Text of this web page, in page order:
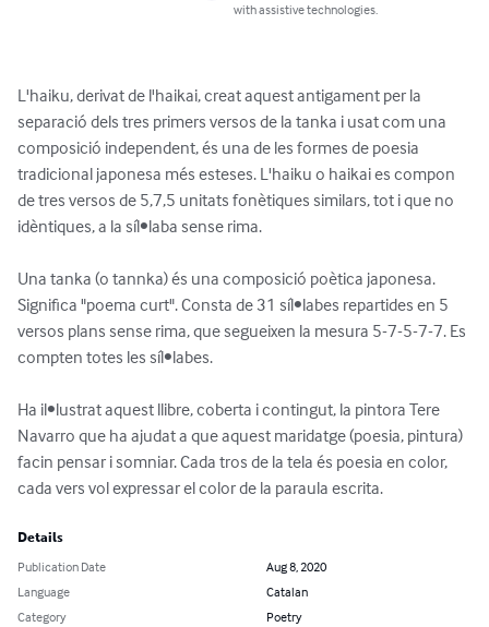
with assistive technologies.
L'haiku, derivat de l'haikai, creat aquest antigament per la
separació dels tres primers versos de la tanka i usat com una
composició independent, és una de les formes de poesia
tradicional japonesa més esteses. L'haiku o haikai es compon
de tres versos de 5,7,5 unitats fonètiques similars, tot i que no
idèntiques, a la síl•laba sense rima.
Una tanka (o tannka) és una composició poètica japonesa.
Significa "poema curt". Consta de 31 síl•labes repartides en 5
versos plans sense rima, que segueixen la mesura 5-7-5-7-7. Es
compten totes les síl•labes.
Ha il•lustrat aquest llibre, coberta i contingut, la pintora Tere
Navarro que ha ajudat a que aquest maridatge (poesia, pintura)
facin pensar i somniar. Cada tros de la tela és poesia en color,
cada vers vol expressar el color de la paraula escrita.
Details
Publication Date
Aug 8, 2020
Language
Catalan
Category
Poetry